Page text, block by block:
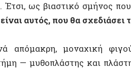
ικανότητας του ανθρώπου ο
του — τις δομές που θα
δύναμης που εξασκείται
αυθεντία.